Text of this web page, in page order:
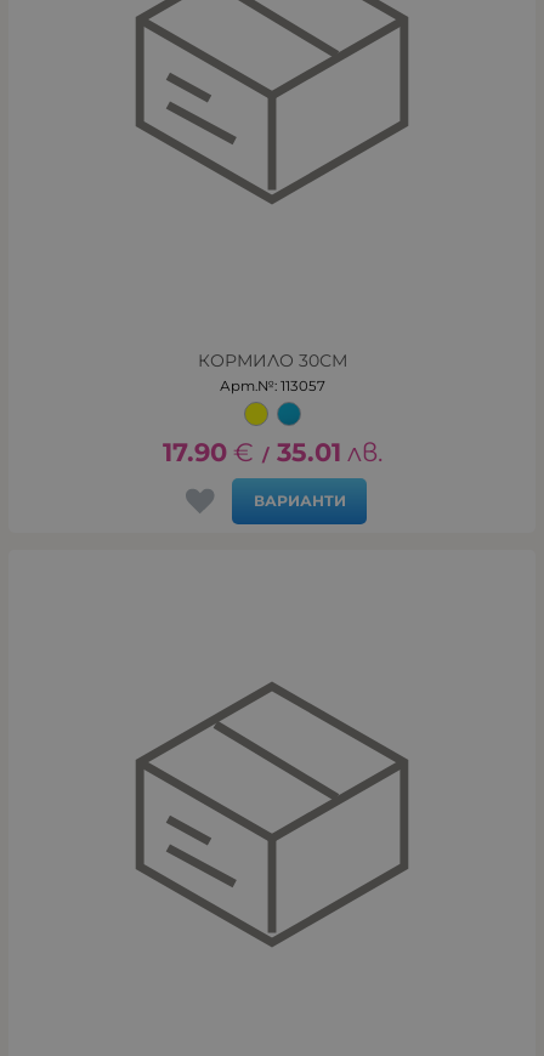
КОРМИЛО 30СМ
Арт.№: 113057
17.90 € / 35.01 лв.
ВАРИАНТИ